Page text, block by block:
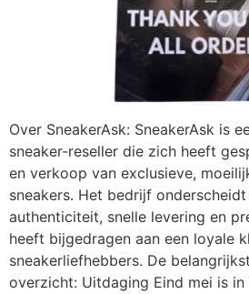
Over SneakerAsk: SneakerAsk is
sneaker-reseller die zich heeft
en verkoop van exclusieve,
sneakers. Het bedrijf
authenticiteit, snelle levering en
heeft bijgedragen aan een loyale
sneakerliefhebbers. De
overzicht: Uitdaging Eind mei is in